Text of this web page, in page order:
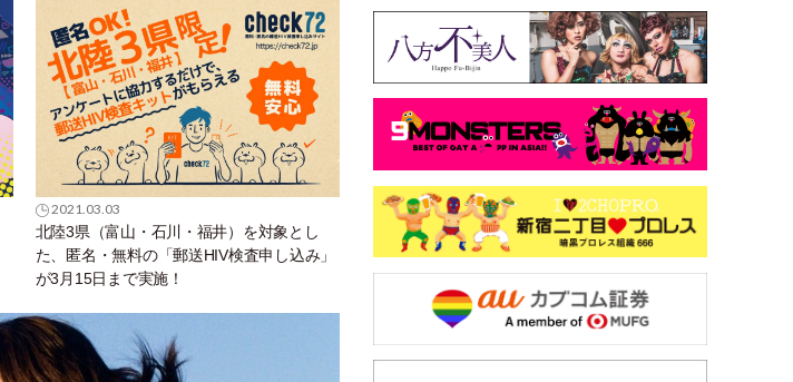
2021.03.03
北陸3県（富山・石川・福井）を対象とし
た、匿名・無料の「郵送HIV検査申し込み」
が3月15日まで実施！